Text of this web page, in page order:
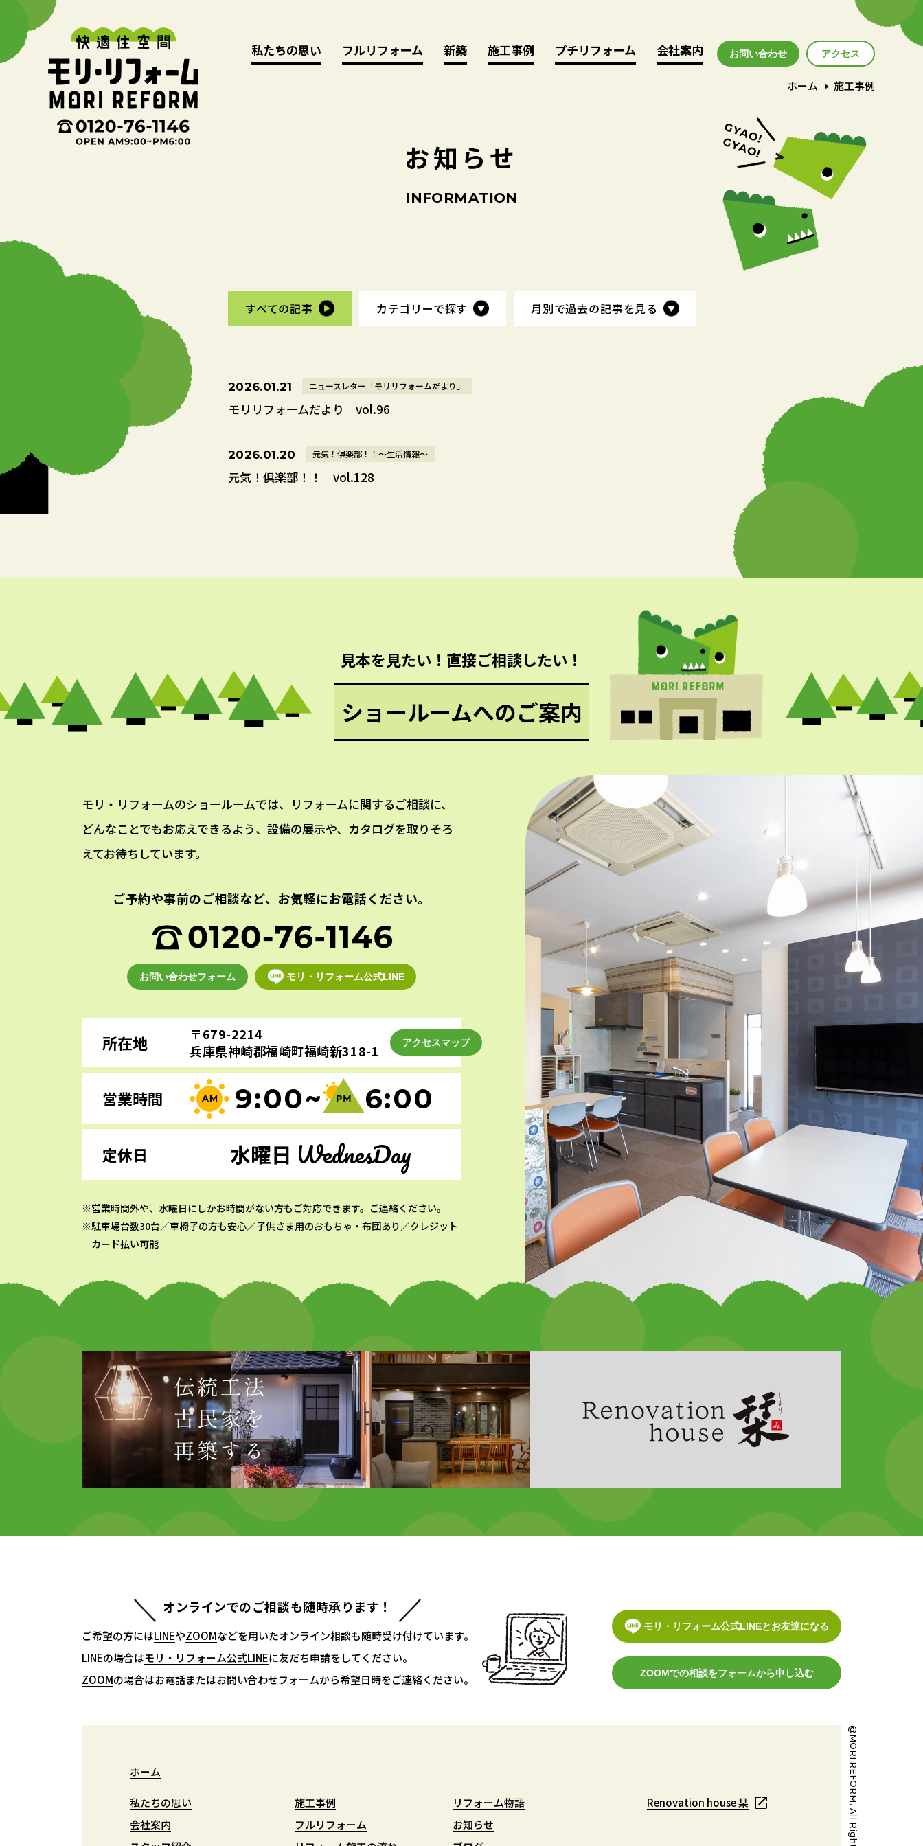
私たちの思い
私たちの思い フルリフォーム
フルリフォーム 新築
新築 施工事例
施工事例 プチリフォーム
プチリフォーム 会社案内
会社案内 お問い合わせ アクセス
アクセス
ホーム 施工事例
お知 ら せ
INFORMATION
すべての記事
すべての記事 カテゴリーで探す
カテゴリーで探す 月別で過去の記事を見る
月別で過去の記事を見る
2026.01.21 ニュースレター「モリリフォームだより」
モリリフォームだより vol.96
2026.01.20 元気！倶楽部！！～生活情報～
元気！倶楽部！！ vol.128
見本を見たい！直接ご相談したい！
ショールームへのご案内
モリ・リフォームのショールームでは、リフォームに関するご相談に、
どんなことでもお応えできるよう、設備の展示や、カタログを取りそろ
えてお待ちしています。
ご予約や事前のご相談など、 お気軽にお電話ください。
お問い合わせフォーム モリ・リフォーム公式LINE
所在地
〒679-2214
兵庫県神崎郡福崎町福崎新318-1
アクセスマップ
営業時間 9:00~ 6:00
定休日 水曜日 WednesDay
営業時間外や、水曜日にしかお時間がない方もご対応できます。ご連絡ください。
駐車場台数30台／車椅子の方も安心／子供さま用のおもちゃ・布団あり／クレジット
カード払い可能
オンラインでのご相談も随時承ります！
ご希望の方にはLINE
LINEやZOOM
ZOOMなどを用いたオンライン相談も随時受け付けています。
LINEの場合はモリ・リフォーム公式LINE
モリ・リフォーム公式LINEに友だち申請をしてください。
ZOOM
ZOOMの場合はお電話またはお問い合わせフォームから希望日時をご連絡ください。
モリ・リフォーム公式LINEとお友達になる
ZOOMでの相談をフォームから申し込む
ホーム
ホーム
私たちの思い
私たちの思い
会社案内
会社案内
施工事例
施工事例
フルリフォーム
フルリフォーム
リフォーム物語
リフォーム物語
お知らせ
お知らせ
Renovation house 栞
Renovation house 栞